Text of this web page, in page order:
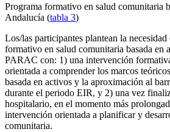
Programa formativo en salud comunitaria
Andalucía (tabla 3)
Los/las participantes plantean la
formativo en salud comunitaria basada en
PARAC con: 1) una intervención
orientada a comprender los marcos
basada en activos y la aproximación al
durante el periodo EIR, y 2) una vez
hospitalario, en el momento más
intervención orientada a planificar y
comunitaria.